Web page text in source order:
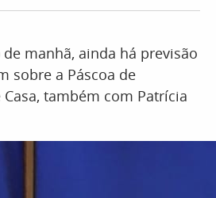
de manhã, ainda há previsão
sobre a Páscoa de
também com Patrícia